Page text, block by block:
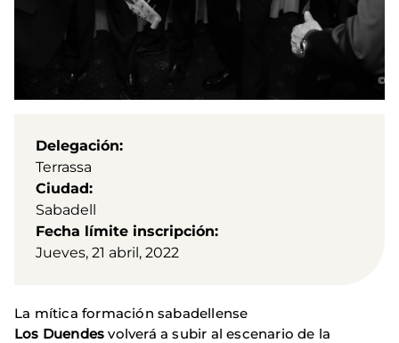
Delegación
Terrassa
Ciudad
Sabadell
Fecha límite inscripción
Jueves, 21 abril, 2022
La mítica formación sabadellense
Los Duendes volverá a subir al escenario de la